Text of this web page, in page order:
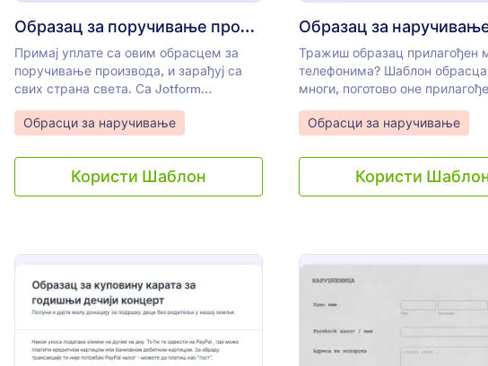
Образац за поручивање производа
Примај уплате са овим обрасцем за
поручивање производа, и зарађуј са
свих страна света. Са Jotform
креатором, можеш са лакоћом
изменити образац и пролагодити са
можеш додати још поља на образац да
тражиш додатне информације од
корисника.
Go to Category:
Обрасци за наручивање
Користи Шаблон
Тражиш образац прилагођен
телефонима? Шаблон
многи, поготово оне
мобилним уређајима. Овај
наручивање производа
Образац за поручивање је
са прилагођеним дизајном и
PayPal систем за уплате и
поштарину, као и детаље
производа.
Go to Category:
Обрасци за наручивање
Користи